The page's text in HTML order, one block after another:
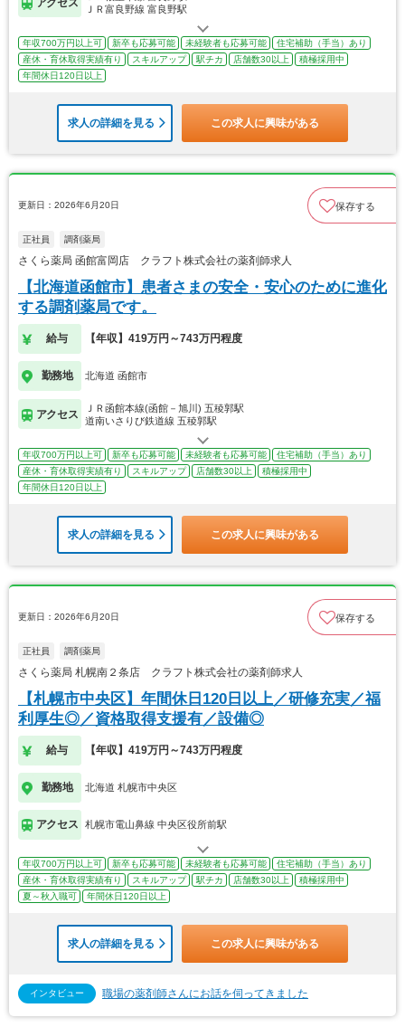
アクセス
ＪＲ富良野線 富良野駅
年収700万円以上可 新卒も応募可能 未経験者も応募可能
住宅補助（手当）あり
産休・育休取得実績有り
スキルアップ 駅チカ 店舗数30以上
積極採用中
年間休日120日以上
求人の詳細を見る この求人に興味がある
更新日：2026年6月20日 保存する
正社員 調剤薬局
さくら薬局 函館富岡店 クラフト株式会社の薬剤師求人
【北海道函館市】患者さまの安全・安心のために進化
する調剤薬局です。
給与 【年収】419万円～743万円程度
勤務地 北海道 函館市
アクセス
ＪＲ函館本線(函館－旭川) 五稜郭駅
道南いさりび鉄道線 五稜郭駅
年収700万円以上可 新卒も応募可能 未経験者も応募可能
住宅補助（手当）あり
産休・育休取得実績有り
スキルアップ 店舗数30以上
積極採用中
年間休日120日以上
求人の詳細を見る この求人に興味がある
更新日：2026年6月20日 保存する
正社員 調剤薬局
さくら薬局 札幌南２条店 クラフト株式会社の薬剤師求人
【札幌市中央区】年間休日120日以上／研修充実／福
利厚生◎／資格取得支援有／設備◎
給与 【年収】419万円～743万円程度
勤務地 北海道 札幌市中央区
アクセス 札幌市電山鼻線 中央区役所前駅
年収700万円以上可 新卒も応募可能 未経験者も応募可能
住宅補助（手当）あり
産休・育休取得実績有り
スキルアップ 駅チカ 店舗数30以上
積極採用中
夏～秋入職可
年間休日120日以上
求人の詳細を見る この求人に興味がある
インタビュー 職場の薬剤師さんにお話を伺ってきました